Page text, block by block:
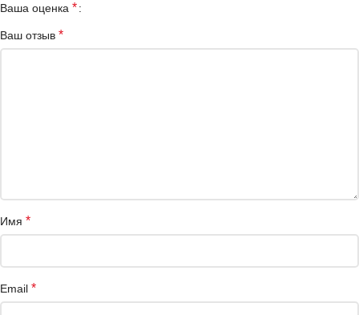
Ваша оценка *
Ваш отзыв *
Имя *
Email *